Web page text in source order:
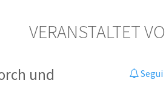
VERANSTALTET
und
Segui